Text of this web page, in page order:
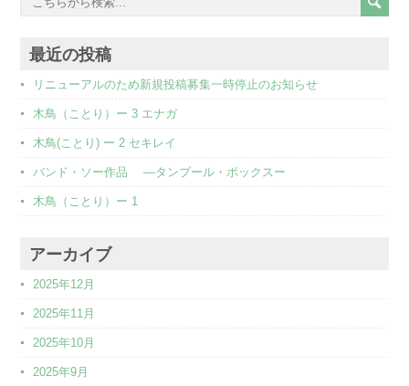
最近の投稿
リニューアルのため新規投稿募集一時停止のお知らせ
木鳥（ことり）ー 3 エナガ
木鳥(ことり) ー 2 セキレイ
バンド・ソー作品 ―タンブール・ボックスー
木鳥（ことり）ー 1
アーカイブ
2025年12月
2025年11月
2025年10月
2025年9月